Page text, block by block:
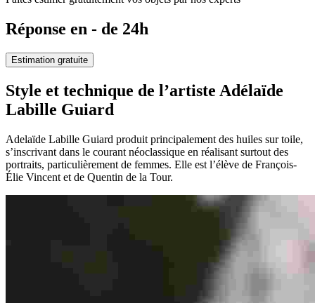
Réponse en - de 24h
Estimation gratuite
Style et technique de l’artiste Adélaïde
Labille Guiard
Adelaïde Labille Guiard produit principalement des huiles sur toile,
s’inscrivant dans le courant néoclassique en réalisant surtout des
portraits, particulièrement de femmes. Elle est l’élève de François-
Élie Vincent et de Quentin de la Tour.